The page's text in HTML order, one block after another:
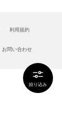
絞り込み
利用規約
お問い合わせ